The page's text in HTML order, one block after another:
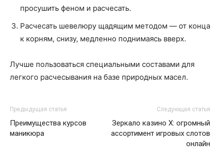
просушить феном и расчесать.
Расчесать шевелюру щадящим методом — от конца
к корням, снизу, медленно поднимаясь вверх.
Лучше пользоваться специальными составами для
легкого расчесывания на базе природных масел.
Предыдущая статья
Преимущества курсов
маникюра
Следующая статья
Зеркало казино Х: огромный
ассортимент игровых слотов
онлайн